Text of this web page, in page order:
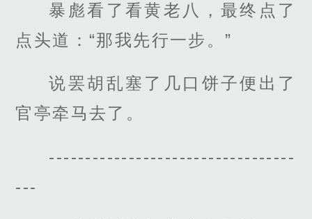
暴彪看了看黄老八，最终点了
点头道：“那我先行一步。”
说罢胡乱塞了几口饼子便出了
官亭牵马去了。
----------------------------------
---